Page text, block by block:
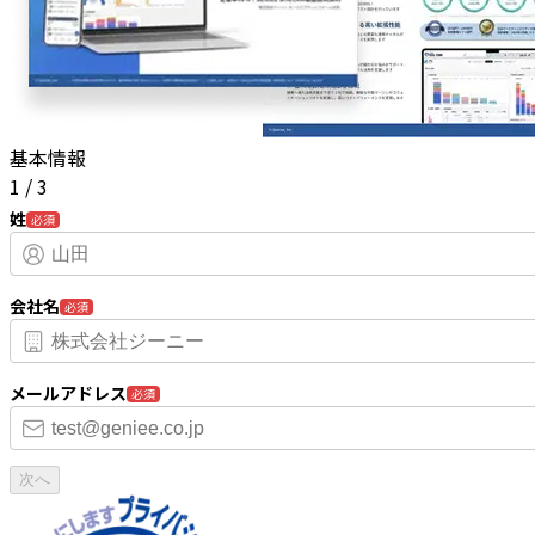
基本情報
1 /3
姓 必須
会社名 必須
メールアドレス 必須
次へ